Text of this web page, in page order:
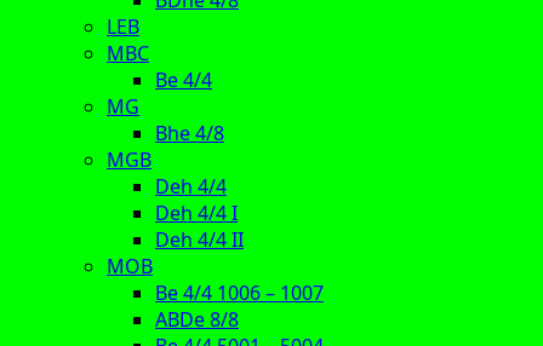
LEB
MBC
Be 4/4
MG
Bhe 4/8
MGB
Deh 4/4
Deh 4/4 I
Deh 4/4 II
MOB
Be 4/4 1006 – 1007
ABDe 8/8